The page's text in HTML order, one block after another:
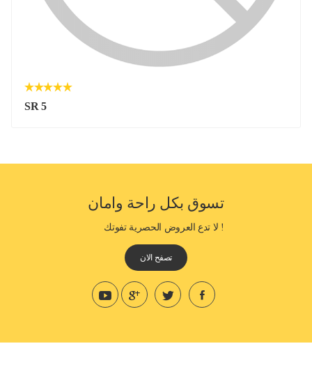
SR 5
تسوق بكل راحة وامان
! لا تدع العروض الحصرية تفوتك
تصفح الان